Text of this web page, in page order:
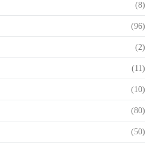
(8)
(96)
(2)
(11)
(10)
(80)
(50)